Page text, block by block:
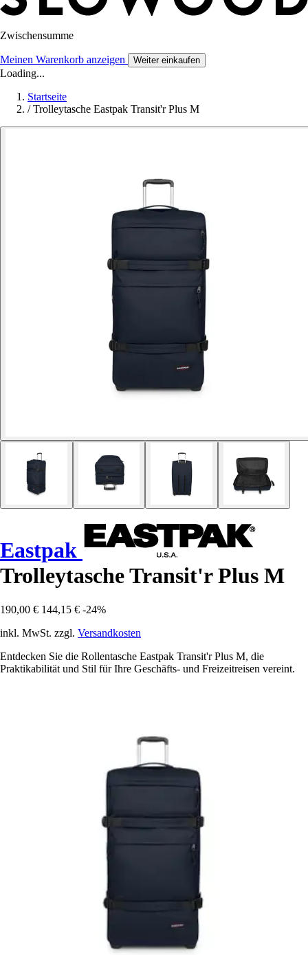
Zwischensumme
Meinen Warenkorb anzeigen Weiter einkaufen
Loading...
Startseite
/ Trolleytasche Eastpak Transit'r Plus M
Eastpak
Trolleytasche Transit'r Plus M
190,00 € 144,15 € -24%
inkl. MwSt. zzgl. Versandkosten
Entdecken Sie die Rollentasche Eastpak Transit'r Plus M, die
Praktikabilität und Stil für Ihre Geschäfts- und Freizeitreisen vereint.